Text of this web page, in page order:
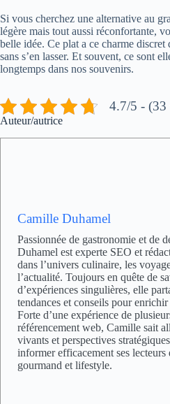
Si vous cherchez une alternative au
légère mais tout aussi réconfortante,
belle idée. Ce plat a ce charme discret
sans s’en lasser. Et souvent, ce sont
longtemps dans nos souvenirs.
4.7/5 - (33
Auteur/autrice
Camille Duhamel
Passionnée de gastronomie et de
Duhamel est experte SEO et
dans l’univers culinaire, les
l’actualité. Toujours en quête de
d’expériences singulières, elle
tendances et conseils pour
Forte d’une expérience de
référencement web, Camille sait
vivants et perspectives
informer efficacement ses lecteurs
gourmand et lifestyle.